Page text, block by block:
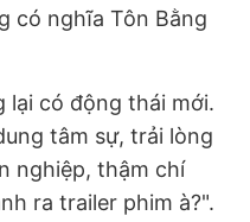
có nghĩa Tôn Bằng
lại có động thái mới.
tâm sự, trải lòng
nghiệp, thậm chí
ra trailer phim à?".